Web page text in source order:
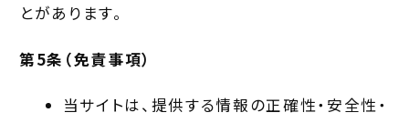
とがあります。
第5条（免責事項）
当サイトは、提供する情報の正確性・安全性・